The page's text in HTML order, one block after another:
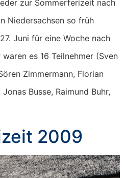
zur Sommerferizeit nach
Niedersachsen so früh
Juni für eine Woche nach
es 16 Teilnehmer (Sven
Zimmermann, Florian
Busse, Raimund Buhr,
2009